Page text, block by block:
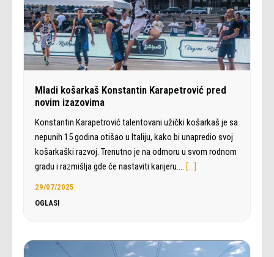
Mladi košarkaš Konstantin Karapetrović pred
novim izazovima
Konstantin Karapetrović talentovani užički košarkaš je sa
nepunih 15 godina otišao u Italiju, kako bi unapredio svoj
košarkaški razvoj. Trenutno je na odmoru u svom rodnom
gradu i razmišlja gde će nastaviti karijeru.…
[…]
29/07/2025
OGLASI